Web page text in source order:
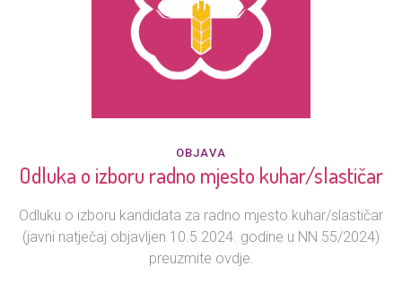
OBJAVA
Odluka o izboru radno mjesto kuhar/slastičar
Odluku o izboru kandidata za radno mjesto kuhar/slastičar
(javni natječaj objavljen 10.5.2024. godine u NN 55/2024)
preuzmite ovdje.